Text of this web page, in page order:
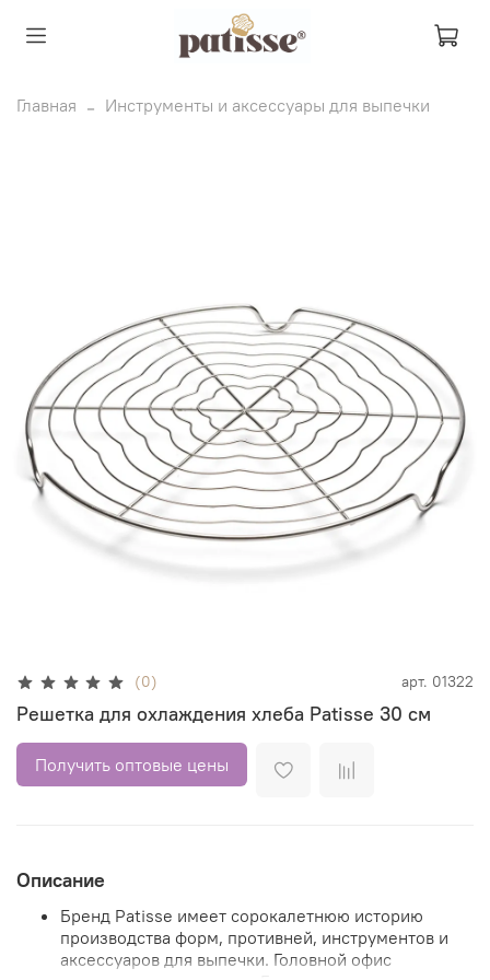
Главная Инструменты и аксессуары для выпечки
(0) арт. 01322
Решетка для охлаждения хлеба Patisse 30 см
Получить оптовые цены
Описание
Бренд Patisse имеет сорокалетнюю историю
производства форм, противней, инструментов и
аксессуаров для выпечки. Головной офис